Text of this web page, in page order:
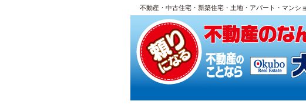
不動産・中古住宅・新築住宅・土地・アパート・マンシ